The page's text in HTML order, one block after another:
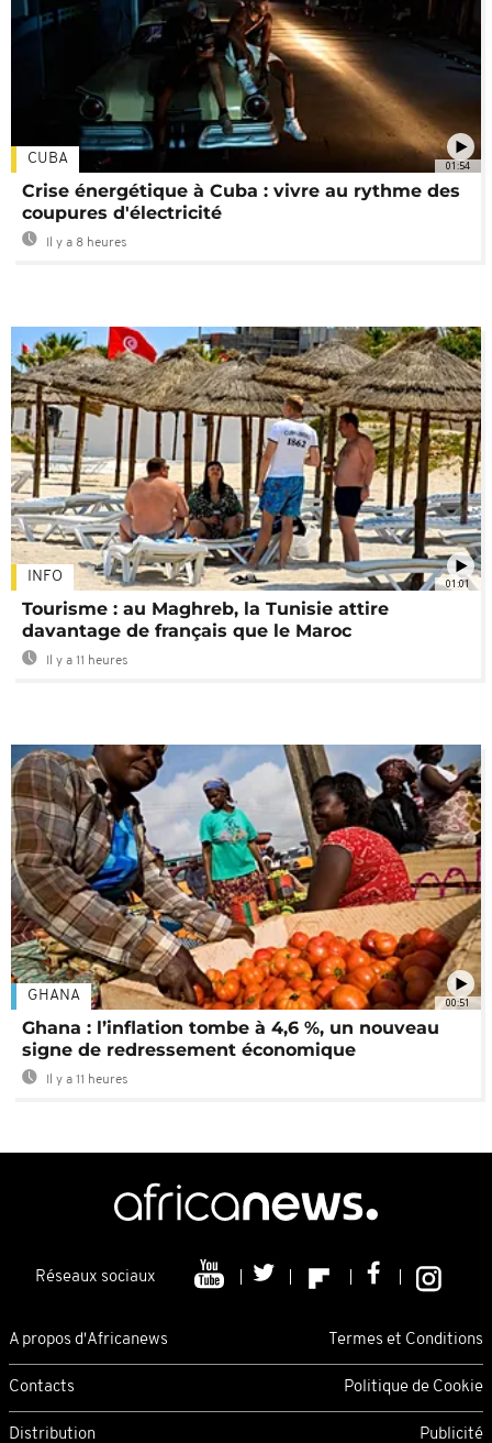
01:54
CUBA
Crise énergétique à Cuba : vivre au rythme des
coupures d'électricité
Il y a 8 heures
01:01
INFO
Tourisme : au Maghreb, la Tunisie attire
davantage de français que le Maroc
Il y a 11 heures
00:51
GHANA
Ghana : l’inflation tombe à 4,6 %, un nouveau
signe de redressement économique
Il y a 11 heures
Réseaux sociaux
A propos d'Africanews Termes et Conditions
Contacts Politique de Cookie
Distribution Publicité